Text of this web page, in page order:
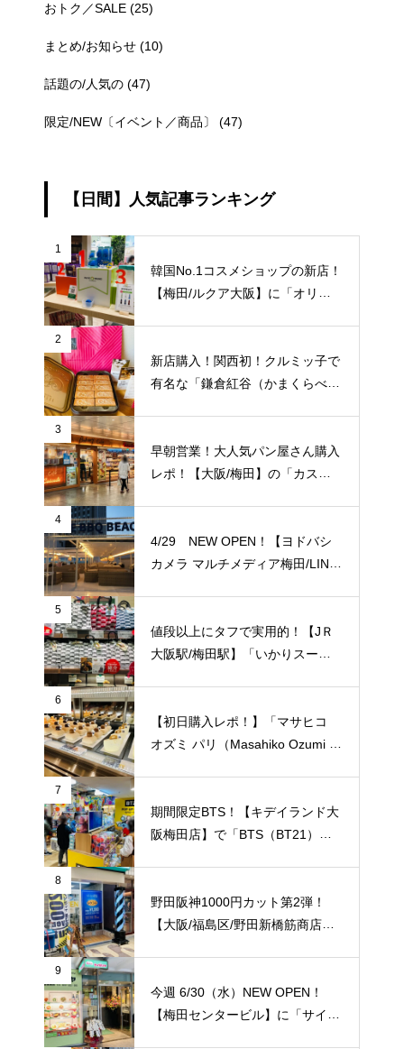
おトク／SALE (25)
まとめ/お知らせ (10)
話題の/人気の (47)
限定/NEW〔イベント／商品〕 (47)
【日間】人気記事ランキング
1
韓国No.1コスメショップの新店！
【梅田/ルクア大阪】に「オリー
2
新店購入！関西初！クルミッ子で
有名な「鎌倉紅谷（かまくらべに
ン！
3
早朝営業！大人気パン屋さん購入
レポ！【大阪/梅田】の「カスカ
4
4/29 NEW OPEN！【ヨドバシ
カメラ マルチメディア梅田/LINK
キュービーチ）がオープン！【J
Ｒ大阪駅/梅田駅】
5
値段以上にタフで実用的！【JＲ
大阪駅/梅田駅】「いかりスーパ
はここだけ！
6
【初日購入レポ！】「マサヒコ
オズミ パリ（Masahiko Ozumi P
を徹底レポート！
7
期間限定BTS！【キデイランド大
阪梅田店】で「BTS（BT21）」
8
野田阪神1000円カット第2弾！
【大阪/福島区/野田新橋筋商店
9
今週 6/30（水）NEW OPEN！
【梅田センタービル】に「サイゼ